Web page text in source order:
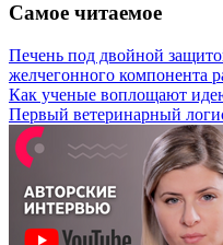
Самое читаемое
Печень под двойной
желчегонного компонента
Как ученые воплощают
Первый ветеринарный